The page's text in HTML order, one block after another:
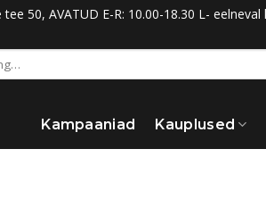
50, AVATUD E-R: 10.00-18.30 L- eelneval
Kampaaniad Kauplused